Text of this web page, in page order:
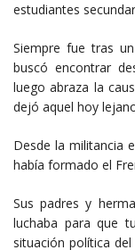
estudiantes
Siempre fue tras
buscó encontrar
luego abraza la
dejó aquel hoy
Desde la militancia
había formado el
Sus padres y
luchaba para que
situación política